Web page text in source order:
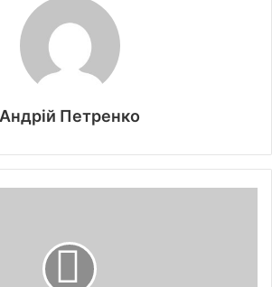
Андрій Петренко